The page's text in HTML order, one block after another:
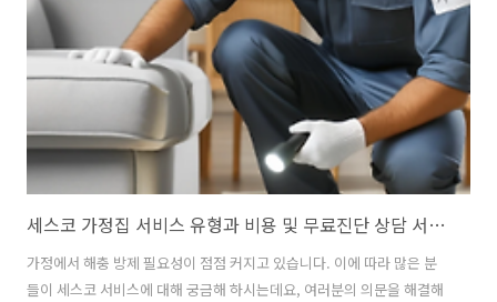
세스코 가정집 서비스 유형과 비용 및 무료진단 상담 서비스 알아보기
가정에서 해충 방제 필요성이 점점 커지고 있습니다. 이에 따라 많은 분
들이 세스코 서비스에 대해 궁금해 하시는데요, 여러분의 의문을 해결해